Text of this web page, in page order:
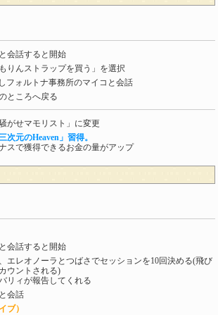
会話すると開始
りんストラップを買う」を選択
フォルトナ事務所のマイコと会話
ところへ戻る
がせマモリスト」に変更
三次元のHeaven」習得。
スで獲得できるお金の量がアップ
会話すると開始
エレオノーラとつばさでセッションを10回決める(飛び
ウントされる)
リィが報告してくれる
会話
ブ）